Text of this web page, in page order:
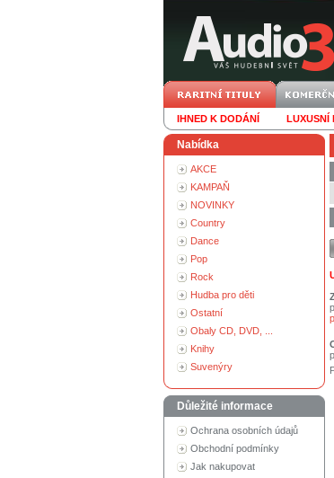
IHNED K DODÁNÍ LUXUSNÍ
Nabídka
AKCE
KAMPAŇ
NOVINKY
Country
Dance
Pop
Rock
Hudba pro děti
Ostatní
Obaly CD, DVD, ...
Knihy
Suvenýry
Důležité informace
Ochrana osobních údajů
Obchodní podmínky
Jak nakupovat